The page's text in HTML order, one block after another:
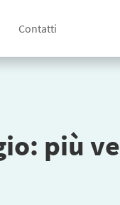
Contatti
più